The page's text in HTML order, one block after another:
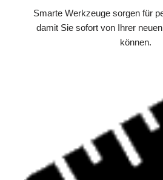
Smarte Werkzeuge sorgen für
damit Sie sofort von Ihrer
können.